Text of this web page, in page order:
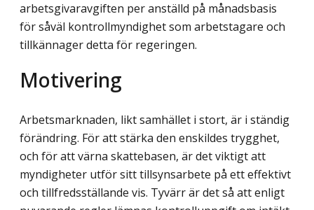
arbetsgivaravgiften per anställd på månadsbasis
för såväl kontrollmyndighet som arbetstagare och
tillkännager detta för regeringen.
Motivering
Arbetsmarknaden, likt samhället i stort, är i ständig
förändring. För att stärka den enskildes trygghet,
och för att värna skattebasen, är det viktigt att
myndigheter utför sitt tillsynsarbete på ett effektivt
och tillfredsställande vis. Tyvärr är det så att enligt